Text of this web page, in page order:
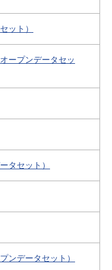
ット）
ープンデータセッ
タセット）
ンデータセット）